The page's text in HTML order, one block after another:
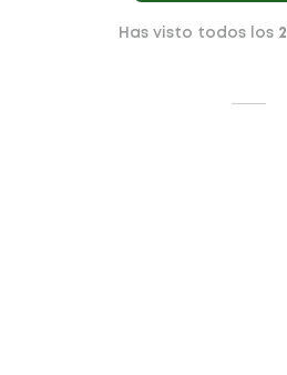
Has visto todos los 2